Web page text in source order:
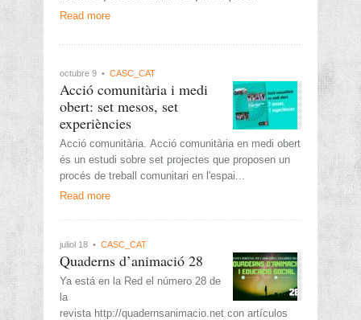
Read more
octubre 9 • CASC_CAT
Acció comunitària i medi
obert: set mesos, set
experiències
Acció comunitària. Acció comunitària en medi obert
és un estudi sobre set projectes que proposen un
procés de treball comunitari en l'espai...
Read more
juliol 18 • CASC_CAT
Quaderns d’animació 28
Ya está en la Red el número 28 de
la
revista http://quadernsanimacio.net con artículos